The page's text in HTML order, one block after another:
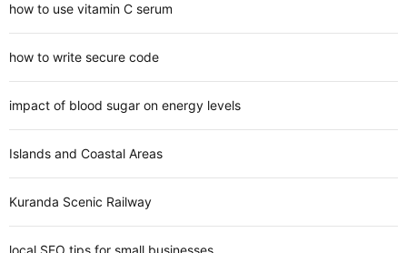
how to use vitamin C serum
how to write secure code
impact of blood sugar on energy levels
Islands and Coastal Areas
Kuranda Scenic Railway
local SEO tips for small businesses